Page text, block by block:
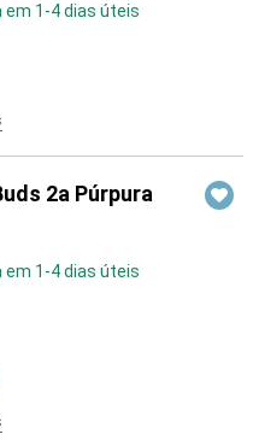
em 1-4 dias úteis
2a Púrpura
em 1-4 dias úteis